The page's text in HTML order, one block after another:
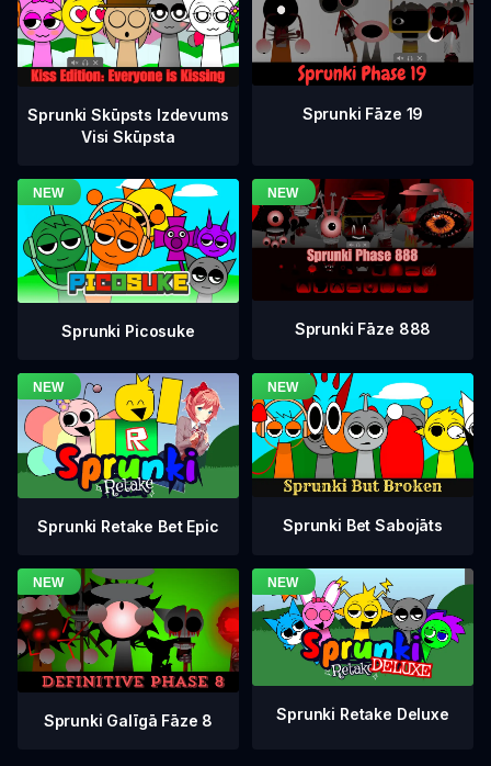
Sprunki Skūpsts Izdevums
Visi Skūpsta
Sprunki Fāze 19
Sprunki Picosuke Sprunki Fāze 888
Sprunki Retake Bet Epic Sprunki Bet Sabojāts
Sprunki Galīgā Fāze 8 Sprunki Retake Deluxe